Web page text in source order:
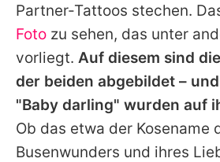
Utiq
Partner-Tattoos stechen.
Foto zu sehen, das unter
vorliegt. Auf diesem sind
der beiden abgebildet –
"Baby darling" wurden auf
Ob das etwa der Kosename
Busenwunders und ihres